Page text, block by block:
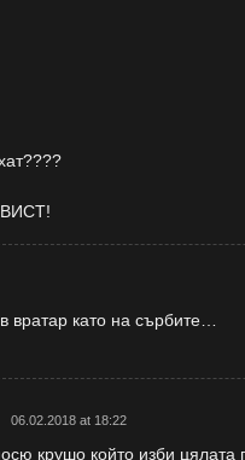
като на сърбите…
06.02.2018 at 18:22
крушо който изби цялата